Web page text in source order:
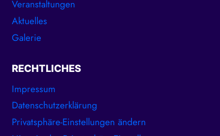
Veranstaltungen
Aktuelles
Galerie
RECHTLICHES
Impressum
Datenschutzerklärung
Privatsphäre-Einstellungen ändern